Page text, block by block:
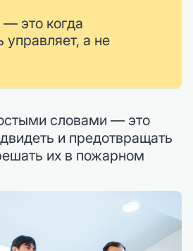
это когда
управляет, а не
словами — это
и предотвращать
их в пожарном